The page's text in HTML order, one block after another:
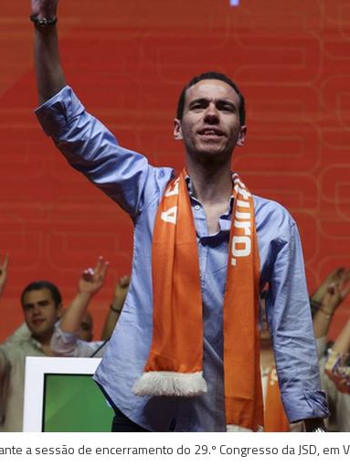
a sessão de encerramento do 29.º Congresso da JSD, em